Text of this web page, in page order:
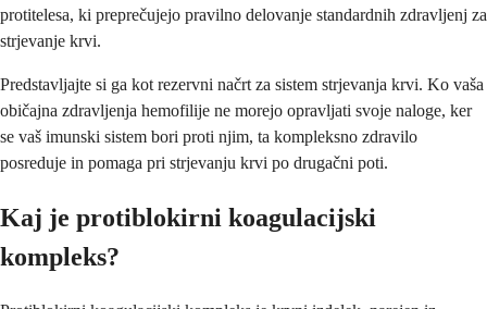
protitelesa, ki preprečujejo pravilno delovanje standardnih zdravljenj za
strjevanje krvi.
Predstavljajte si ga kot rezervni načrt za sistem strjevanja krvi. Ko vaša
običajna zdravljenja hemofilije ne morejo opravljati svoje naloge, ker
se vaš imunski sistem bori proti njim, ta kompleksno zdravilo
posreduje in pomaga pri strjevanju krvi po drugačni poti.
Kaj je protiblokirni koagulacijski
kompleks?